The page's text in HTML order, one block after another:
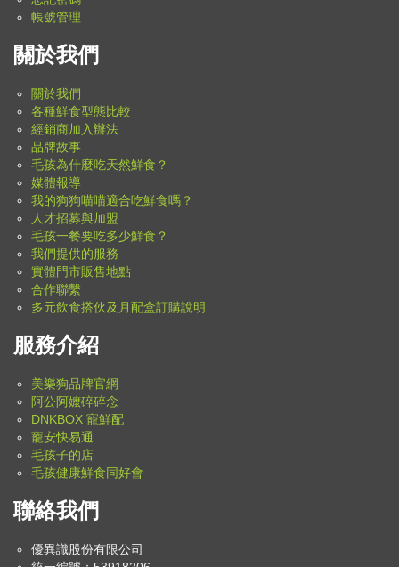
帳號管理
關於我們
關於我們
各種鮮食型態比較
經銷商加入辦法
品牌故事
毛孩為什麼吃天然鮮食？
媒體報導
我的狗狗喵喵適合吃鮮食嗎？
人才招募與加盟
毛孩一餐要吃多少鮮食？
我們提供的服務
實體門市販售地點
合作聯繫
多元飲食搭伙及月配盒訂購說明
服務介紹
美樂狗品牌官網
阿公阿嬤碎碎念
DNKBOX 寵鮮配
寵安快易通
毛孩子的店
毛孩健康鮮食同好會
聯絡我們
優異識股份有限公司